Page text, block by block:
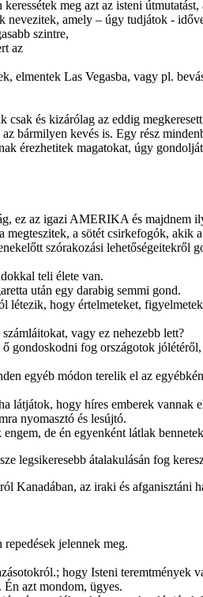
meg azt az isteni
nevezitek, amely – úgy tudjátok -
szintre,
az
elmentek Las Vegasba, vagy pl.
és kizárólag az eddig
bármilyen kevés is. Egy rész
érezhetitek magatokat, úgy
ez az igazi AMERIKA és majdnem
megteszitek, a sötét csirkefogók, akik
szórakozási lehetőségeitekről
teli élete van.
után egy darabig semmi gond.
létezik, hogy értelmeteket,
vagy ez nehezebb lett?
gondoskodni fog országotok
egyéb módon terelik el az
látjátok, hogy híres emberek
nyomasztó és lesújtó.
de én egyenként látlak
legsikeresebb átalakulásán fog
Kanadában, az iraki és afganisztáni
jelennek meg.
hogy Isteni
azt mondom, ügyes.